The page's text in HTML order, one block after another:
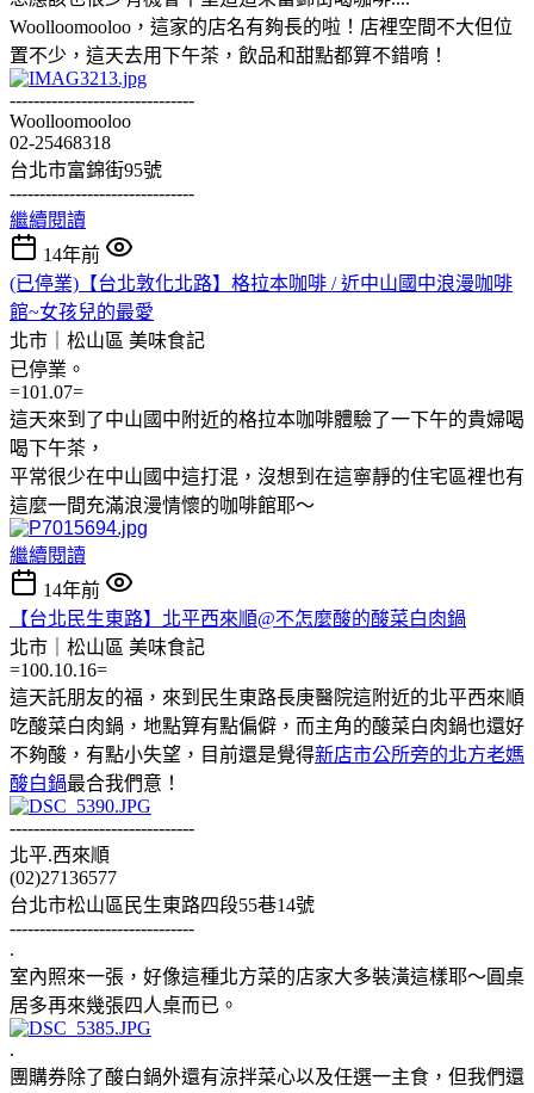
Woolloomooloo，這家的店名有夠長的啦！店裡空間不大但位
置不少，這天去用下午茶，飲品和甜點都算不錯唷！
-------------------------------
Woolloomooloo
02-25468318
台北市富錦街95號
-------------------------------
繼續閱讀
14年前
(已停業)【台北敦化北路】格拉本咖啡 / 近中山國中浪漫咖啡
館~女孩兒的最愛
北市｜松山區 美味食記
已停業。
=101.07=
這天來到了中山國中附近的格拉本咖啡體驗了一下午的貴婦喝
喝下午茶，
平常很少在中山國中這打混，沒想到在這寧靜的住宅區裡也有
這麼一間充滿浪漫情懷的咖啡館耶～
繼續閱讀
14年前
【台北民生東路】北平西來順@不怎麼酸的酸菜白肉鍋
北市｜松山區 美味食記
=100.10.16=
這天託朋友的福，來到民生東路長庚醫院這附近的北平西來順
吃酸菜白肉鍋，地點算有點偏僻，而主角的酸菜白肉鍋也還好
不夠酸，有點小失望，目前還是覺得新店市公所旁的北方老媽
酸白鍋最合我們意！
-------------------------------
北平.西來順
(02)27136577
台北市松山區民生東路四段55巷14號
-------------------------------
.
室內照來一張，好像這種北方菜的店家大多裝潢這樣耶～圓桌
居多再來幾張四人桌而已。
.
團購券除了酸白鍋外還有涼拌菜心以及任選一主食，但我們還